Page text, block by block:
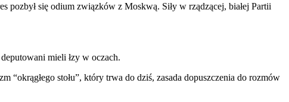
pozbył się odium związków z Moskwą. Siły w rządzącej, białej Partii
mieli łzy w oczach.
“okrągłego stołu”, który trwa do dziś, zasada dopuszczenia do rozmów